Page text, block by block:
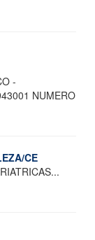
-
NUMERO
CE